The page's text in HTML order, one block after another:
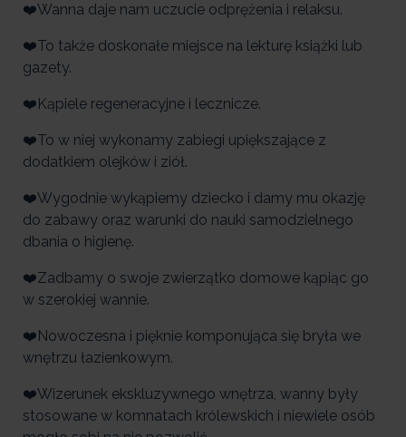
❤️Wanna daje nam uczucie odprężenia i relaksu.
❤️To także doskonałe miejsce na lekturę książki lub
gazety.
❤️Kąpiele regeneracyjne i lecznicze.
❤️To w niej wykonamy zabiegi upiększające z
dodatkiem olejków i ziół.
❤️Wygodnie wykąpiemy dziecko i damy mu okazję
do zabawy oraz warunki do nauki samodzielnego
dbania o higienę.
❤️Zadbamy o swoje zwierzątko domowe kąpiąc go
w szerokiej wannie.
❤️Nowoczesna i pięknie komponująca się bryła we
wnętrzu łazienkowym.
❤️Wizerunek ekskluzywnego wnętrza, wanny były
stosowane w komnatach królewskich i niewiele osób